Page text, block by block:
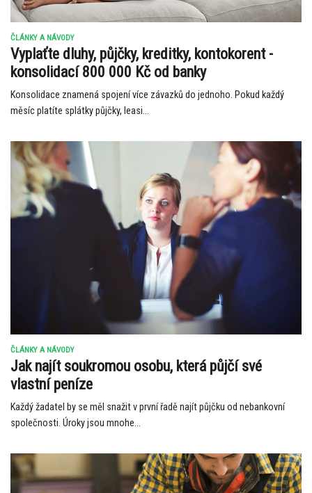
ČLÁNKY A NÁVODY
Vyplaťte dluhy, půjčky, kreditky, kontokorent -
konsolidací 800 000 Kč od banky
Konsolidace znamená spojení více závazků do jednoho. Pokud každý
měsíc platíte splátky půjčky, leasi...
ČLÁNKY A NÁVODY
Jak najít soukromou osobu, která půjčí své
vlastní peníze
Každý žadatel by se měl snažit v první řadě najít půjčku od nebankovní
společnosti. Úroky jsou mnohe...